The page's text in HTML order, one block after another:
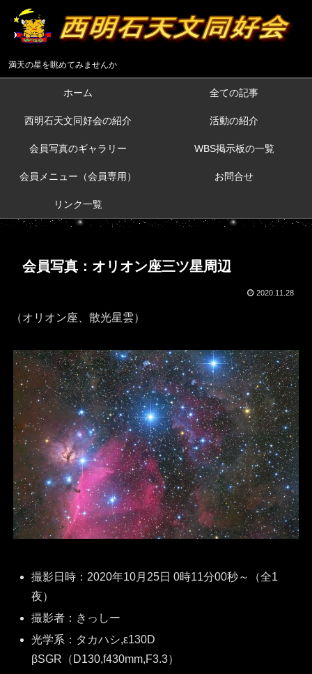
満天の星を眺めてみませんか
ホーム 全ての記事
西明石天文同好会の紹介 活動の紹介
会員写真のギャラリー WBS掲示板の一覧
会員メニュー（会員専用） お問合せ
リンク一覧
会員写真：オリオン座三ツ星周辺
2020.11.28
（オリオン座、散光星雲）
撮影日時：2020年10月25日 0時11分00秒～（全1
夜）
撮影者：きっしー
光学系：タカハシ,ε130D
βSGR（D130,f430mm,F3.3）